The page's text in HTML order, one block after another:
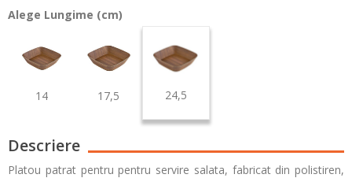
Alege Lungime (cm)
14 17,5 24,5
Descriere
Platou patrat pentru pentru servire salata, fabricat din polistiren,